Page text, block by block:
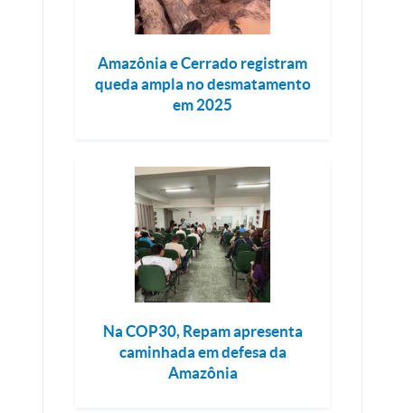
Amazônia e Cerrado registram
queda ampla no desmatamento
em 2025
Na COP30, Repam apresenta
caminhada em defesa da
Amazônia